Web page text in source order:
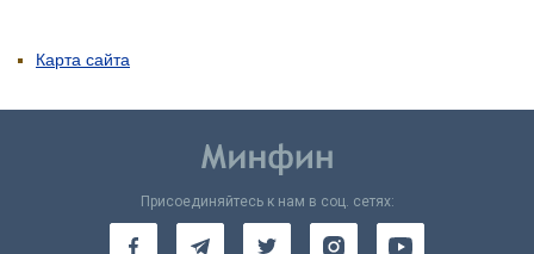
Карта сайта
Присоединяйтесь к нам в соц. сетях: